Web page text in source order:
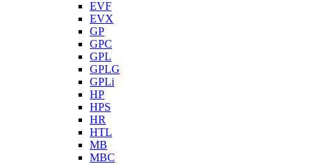
EVF
EVX
GP
GPC
GPL
GPLG
GPLi
HP
HPS
HR
HTL
MB
MBC